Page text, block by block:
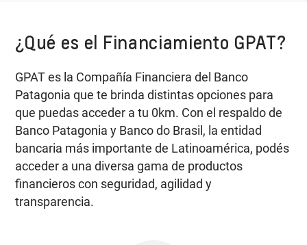
¿Qué es el Financiamiento GPAT?
GPAT es la Compañía Financiera del Banco
Patagonia que te brinda distintas opciones para
que puedas acceder a tu 0km. Con el respaldo de
Banco Patagonia y Banco do Brasil, la entidad
bancaria más importante de Latinoamérica, podés
acceder a una diversa gama de productos
financieros con seguridad, agilidad y
transparencia.